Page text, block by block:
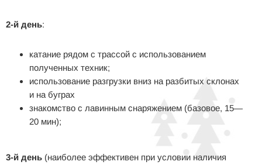
2-й день:
катание рядом с трассой с использованием
полученных техник;
использование разгрузки вниз на разбитых склонах
и на буграх
знакомство с лавинным снаряжением (базовое, 15—
20 мин);
3-й день (наиболее эффективен при условии наличия